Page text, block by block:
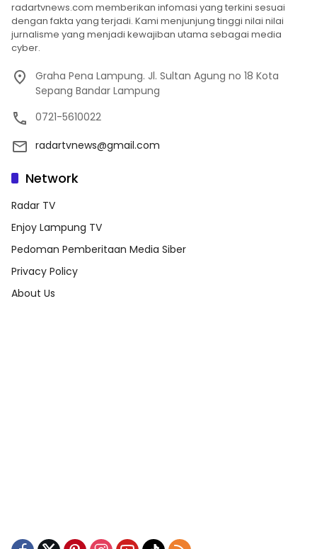
radartvnews.com memberikan infomasi yang terkini sesuai
dengan fakta yang terjadi. Kami menjunjung tinggi nilai nilai
jurnalisme yang menjadi kewajiban utama sebagai media
cyber.
Graha Pena Lampung. Jl. Sultan Agung no 18 Kota
Sepang Bandar Lampung
0721-5610022
radartvnews@gmail.com
Network
Radar TV
Enjoy Lampung TV
Pedoman Pemberitaan Media Siber
Privacy Policy
About Us